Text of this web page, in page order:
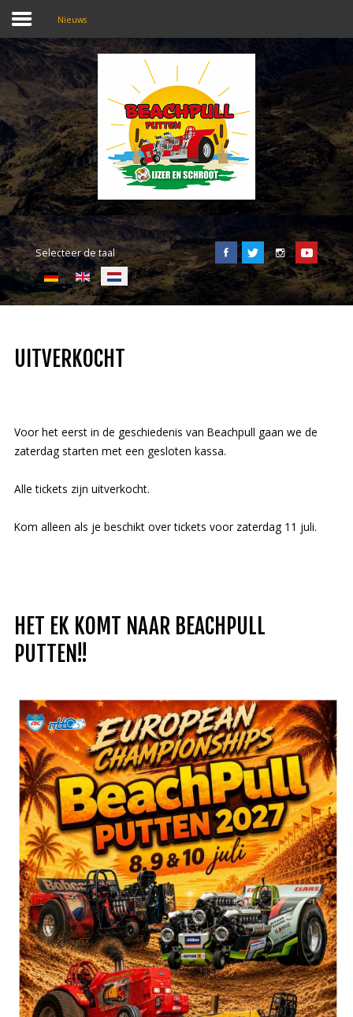
Home
Beachpull
Entree en locatie
Activiteiten
E-Tickets
Nieuws
SEARCHOUR SITE
Selecteer de taal
UITVERKOCHT
Voor het eerst in de geschiedenis van Beachpull gaan we de
zaterdag starten met een gesloten kassa.
Alle tickets zijn uitverkocht.
Kom alleen als je beschikt over tickets voor zaterdag 11 juli.
HET EK KOMT NAAR BEACHPULL
PUTTEN!!